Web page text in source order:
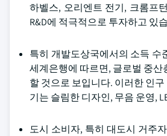
하벨스, 오리엔트 전기, 크롬프
R&D에 적극적으로 투자하고 있
특히 개발도상국에서의 소득 수
세계은행에 따르면, 글로벌 중산
할 것으로 보입니다. 이러한 인
기는 슬림한 디자인, 무음 운영,
도시 소비자, 특히 대도시 거주